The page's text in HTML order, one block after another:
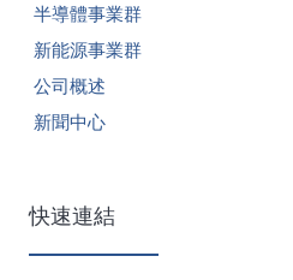
半導體事業群
新能源事業群
公司概述
新聞中心
快速連結